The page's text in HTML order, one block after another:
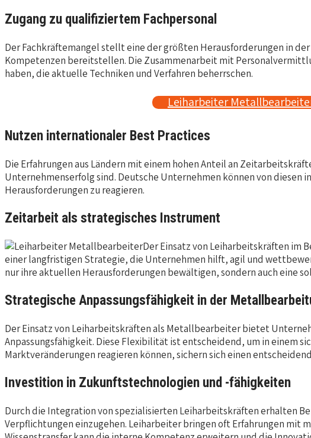
Zugang zu qualifiziertem Fachpersonal
Der Fachkräftemangel stellt eine der größten Herausforderungen in
Kompetenzen bereitstellen. Die Zusammenarbeit mit
haben, die aktuelle Techniken und Verfahren beherrschen.
Leiharbeiter
Nutzen internationaler Best Practices
Die Erfahrungen aus Ländern mit einem hohen Anteil an
Unternehmenserfolg sind. Deutsche Unternehmen können von
Herausforderungen zu reagieren.
Zeitarbeit als strategisches Instrument
Der Einsatz von Leiharbeitskräften im
einer langfristigen Strategie, die Unternehmen hilft, agil und
nur ihre aktuellen Herausforderungen bewältigen, sondern auch eine
Strategische Anpassungsfähigkeit in der
Der Einsatz von Leiharbeitskräften als Metallbearbeiter bietet
Anpassungsfähigkeit. Diese Flexibilität ist entscheidend, um in einem
Marktveränderungen reagieren können, sichern sich einen
Investition in Zukunftstechnologien und -fähigkeiten
Durch die Integration von spezialisierten Leiharbeitskräften erhalten
Verpflichtungen einzugehen. Leiharbeiter bringen oft Erfahrungen mit